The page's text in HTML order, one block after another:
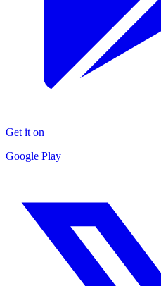
Get it on
Google Play